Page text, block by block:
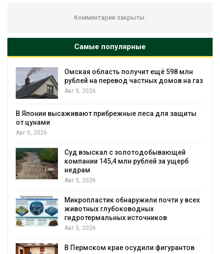
Комментарии закрыты.
Самые популярные
В Татарстане продолжают отслеживать
перемещения выпущенных соколов-
балобанов
Минприроды утвердило единую систему
Спасённые от исчезновения крокодилы
всё чаще нападают на жителей
Малайзии
В России изменили правила защиты от
паводков, лесоустройства,
и регистрации пестицидов